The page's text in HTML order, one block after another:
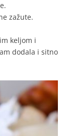
zažute.
keljom i
dodala i sitno